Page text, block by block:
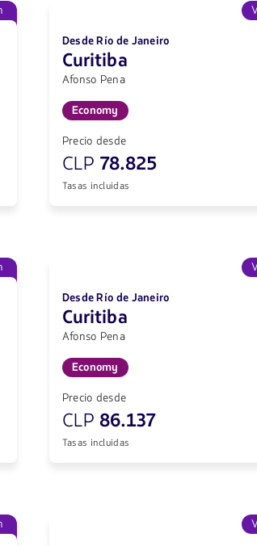
Desde Río de Janeiro
Curitiba
Afonso Pena
Economy
Precio desde
CLP 78.825
Tasas incluidas
Desde Río de Janeiro
Curitiba
Afonso Pena
Economy
Precio desde
CLP 86.137
Tasas incluidas